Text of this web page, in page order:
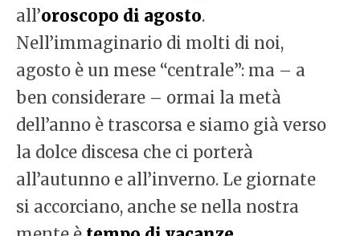
all’oroscopo di agosto.
Nell’immaginario di molti di noi,
agosto è un mese “centrale”: ma – a
ben considerare – ormai la metà
dell’anno è trascorsa e siamo già verso
la dolce discesa che ci porterà
all’autunno e all’inverno. Le giornate
si accorciano, anche se nella nostra